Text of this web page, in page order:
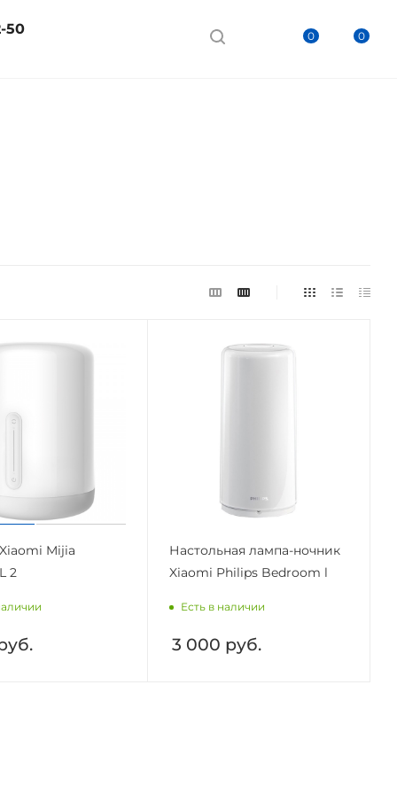
0 0
50
Mijia
2
Настольная лампа-ночник
Xiaomi Philips Bedroom l
Есть в наличии
3 000 руб.